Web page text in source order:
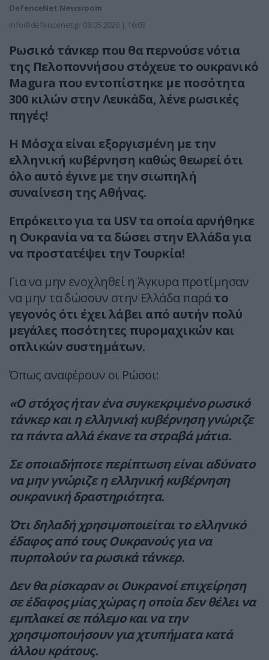
DefenceNet Newsroom
info@defencenet.gr 08.05.2026 | 16:03
Ρωσικό τάνκερ που θα περνούσε νότια
της Πελοποννήσου στόχευε το ουκρανικό
Magura που εντοπίστηκε με ποσότητα
300 κιλών στην Λευκάδα, λένε ρωσικές
πηγές!
Η Μόσχα είναι εξοργισμένη με την
ελληνική κυβέρνηση καθώς θεωρεί ότι
όλο αυτό έγινε με την σιωπηλή
συναίνεση της Αθήνας.
Επρόκειτο για τα USV τα οποία αρνήθηκε
η Ουκρανία να τα δώσει στην Ελλάδα για
να προστατέψει την Τουρκία!
Για να μην ενοχληθεί η Άγκυρα προτίμησαν
να μην τα δώσουν στην Ελλάδα παράτο
γεγονός ότι έχει λάβει από αυτήν πολύ
μεγάλες ποσότητες πυρομαχικών και
οπλικών συστημάτων.
Όπως αναφέρουν οι Ρώσοι:
«Ο στόχος ήταν ένα συγκεκριμένο ρωσικό
τάνκερ και η ελληνική κυβέρνηση γνώριζε
τα πάντα αλλά έκανε τα στραβά μάτια.
Σε οποιαδήποτε περίπτωση είναι αδύνατο
να μην γνώριζε η ελληνική κυβέρνηση
ουκρανική δραστηριότητα.
Ότι δηλαδή χρησιμοποιείται το ελληνικό
έδαφος από τους Ουκρανούς για να
πυρπολούν τα ρωσικά τάνκερ.
Δεν θα ρίσκαραν οι Ουκρανοί επιχείρηση
σε έδαφος μίας χώρας η οποία δεν θέλει να
εμπλακεί σε πόλεμο και να την
χρησιμοποιήσουν για χτυπήματα κατά
άλλου κράτους.